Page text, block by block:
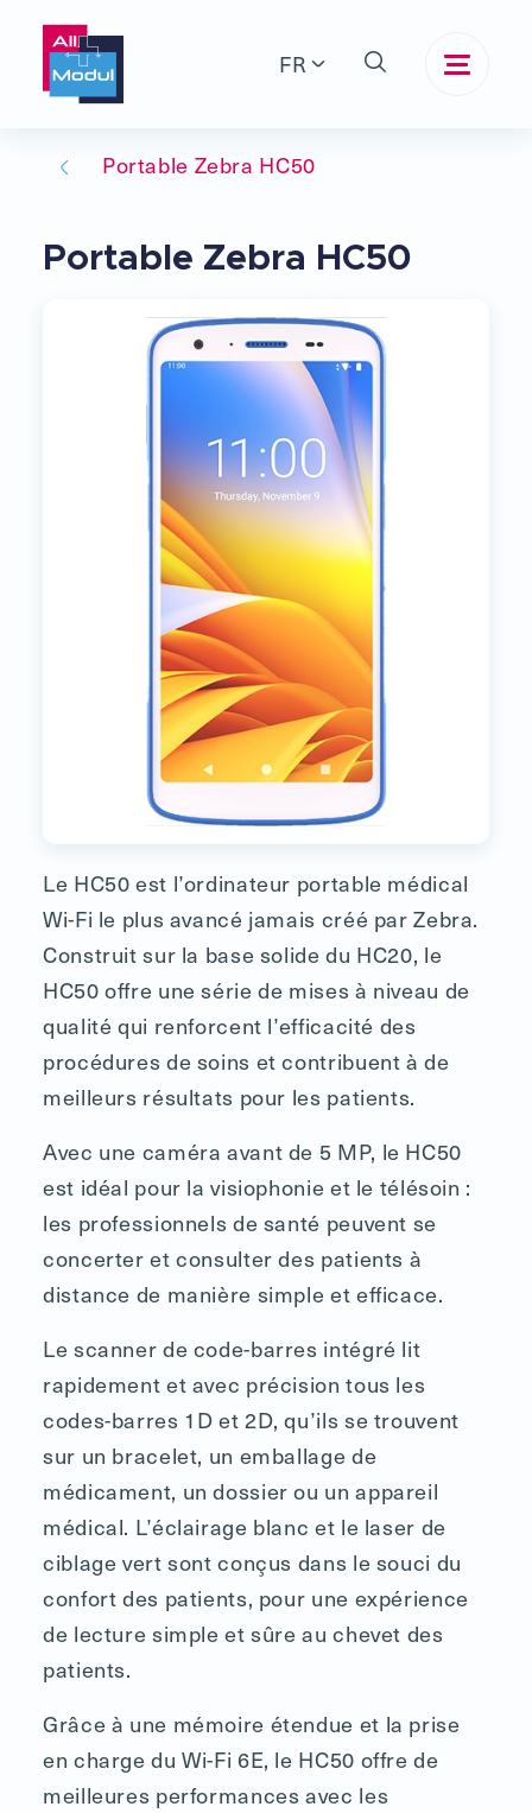
FR
Portable Zebra HC50
Portable Zebra HC50
Le HC50 est l’ordinateur portable médical
Wi-Fi le plus avancé jamais créé par Zebra.
Construit sur la base solide du HC20, le
HC50 offre une série de mises à niveau de
qualité qui renforcent l’efficacité des
procédures de soins et contribuent à de
meilleurs résultats pour les patients.
Avec une caméra avant de 5 MP, le HC50
est idéal pour la visiophonie et le télésoin :
les professionnels de santé peuvent se
concerter et consulter des patients à
distance de manière simple et efficace.
Le scanner de code-barres intégré lit
rapidement et avec précision tous les
codes-barres 1D et 2D, qu’ils se trouvent
sur un bracelet, un emballage de
médicament, un dossier ou un appareil
médical. L’éclairage blanc et le laser de
ciblage vert sont conçus dans le souci du
confort des patients, pour une expérience
de lecture simple et sûre au chevet des
patients.
Grâce à une mémoire étendue et la prise
en charge du Wi-Fi 6E, le HC50 offre de
meilleures performances avec les